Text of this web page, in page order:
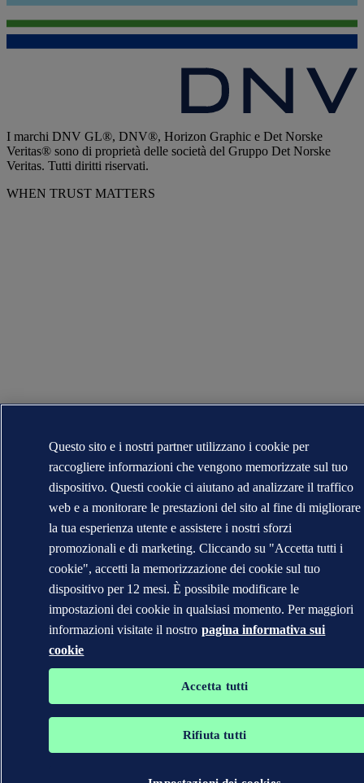
I marchi DNV GL®, DNV®, Horizon Graphic e Det Norske
Veritas® sono di proprietà delle società del Gruppo Det Norske
Veritas. Tutti diritti riservati.
WHEN TRUST MATTERS
Questo sito e i nostri partner utilizzano i cookie per
raccogliere informazioni che vengono memorizzate sul tuo
dispositivo. Questi cookie ci aiutano ad analizzare il traffico
web e a monitorare le prestazioni del sito al fine di migliorare
la tua esperienza utente e assistere i nostri sforzi
promozionali e di marketing. Cliccando su "Accetta tutti i
cookie", accetti la memorizzazione dei cookie sul tuo
dispositivo per 12 mesi. È possibile modificare le
impostazioni dei cookie in qualsiasi momento. Per maggiori
informazioni visitate il nostro pagina informativa sui
cookie
Accetta tutti
Rifiuta tutti